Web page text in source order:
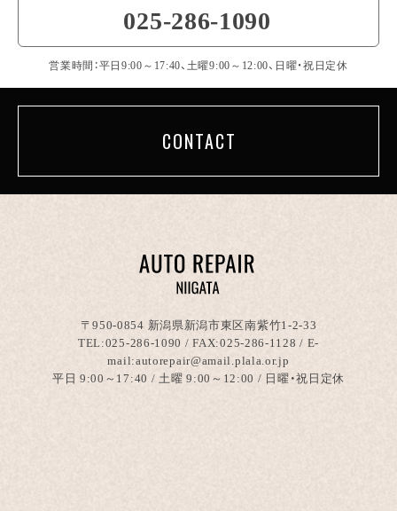
025-286-1090
営業時間：平日9:00～17:40、土曜9:00～12:00、日曜・祝日定休
CONTACT
〒950-0854 新潟県新潟市東区南紫竹1-2-33
TEL:025-286-1090 / FAX:025-286-1128 / E-
mail:autorepair@amail.plala.or.jp
平日 9:00～17:40 / 土曜 9:00～12:00 / 日曜・祝日定休